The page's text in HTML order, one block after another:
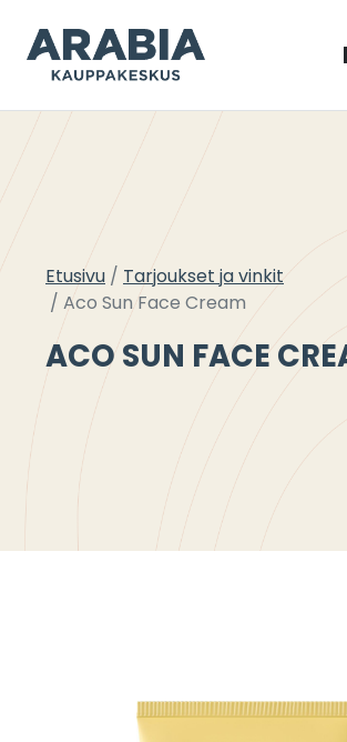
sisältöön
Etusivu
Tarjoukset ja vinkit
Aco Sun Face Cream
ACO SUN FACE